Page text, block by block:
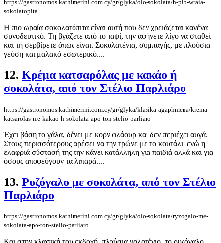
https://gastronomos.kathimerini.com.cy/gr/glyka/olo-sokolata/h-pio-wraia-
sokolatopita
Η πιο ωραία σοκολατόπιτα είναι αυτή που δεν χρειάζεται κανένα
συνοδευτικό. Τη βγάζετε από το ταψί, την αφήνετε λίγο να σταθεί
και τη σερβίρετε όπως είναι. Σοκολατένια, συμπαγής, με πλούσια
γεύση και μαλακό εσωτερικό....
12. Κρέμα κατσαρόλας με κακάο ή
σοκολάτα, από τον Στέλιο Παρλιάρο
https://gastronomos.kathimerini.com.cy/gr/glyka/klasika-agaphmena/krema-
katsarolas-me-kakao-h-sokolata-apo-ton-stelio-parliaro
Έχει βάση το γάλα, δένει με κορν φλάουρ και δεν περιέχει αυγά.
Στους περισσότερους αρέσει να την τρώνε με το κουτάλι, ενώ η
ελαφριά σύστασή της την κάνει κατάλληλη για παιδιά αλλά και για
όσους αποφεύγουν τα λιπαρά....
13. Ρυζόγαλο με σοκολάτα, από τον Στέλιο
Παρλιάρο
https://gastronomos.kathimerini.com.cy/gr/glyka/olo-sokolata/ryzogalo-me-
sokolata-apo-ton-stelio-parliaro